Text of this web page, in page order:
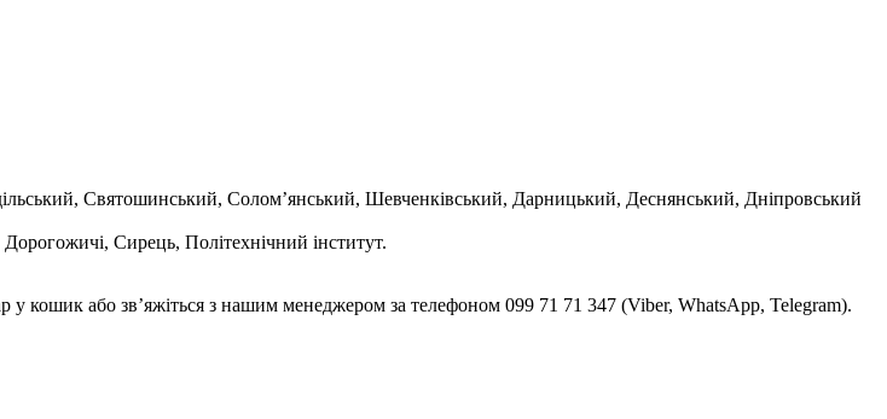
Святошинський, Солом’янський, Шевченківський, Дарницький, Деснянський, Дніпровський
Сирець, Політехнічний інститут.
кошик або зв’яжіться з нашим менеджером за телефоном 099 71 71 347 (Viber, WhatsApp, Telegram).